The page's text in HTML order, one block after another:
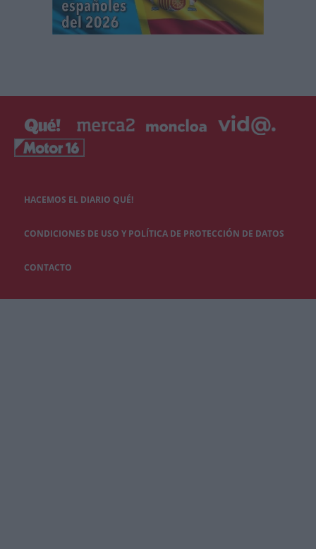
HACEMOS EL DIARIO QUÉ!
CONDICIONES DE USO Y POLÍTICA DE PROTECCIÓN DE DATOS
CONTACTO